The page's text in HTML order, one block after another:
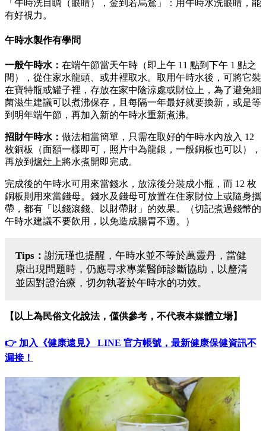
「午時洗目睭（眼睛），金到若烏鶖」：用午時水洗眼睛，能
有好視力。
午時水製作有學問
一般午時水： 在端午節當天午時（即上午 11 點到下午 1 點之
間），從住家水龍頭、或井裡取水。取用午時水後，可將它裝
在寶特瓶或罐子裡，存放在家中陰涼處或財位上，為了避免細
菌滋生建議可以煮沸保存，且每隔一年最好就要換新，或是等
到明年端午節，再加入新的午時水重新煮沸。
招財午時水： 做法相當簡單，只需在取好的午時水內放入 12
枚銅板（面額一樣即可，照片中為龍銀，一般銅板也可以），
再放到爐灶上將水煮開即完成。
完成後的午時水可用來當錢水，放涼後分裝成小瓶，而 12 枚
銅板則用來當錢母。錢水及錢母可放置在住家財位上或隨身攜
帶，都有「以錢滾錢、以財帶財」的效果。（切記煮過錢幣的
午時水建議不要飲用，以免造成腸胃不適。）
Tips： 謝沅瑾也提醒，午時水並不等於萬靈丹，當健
康出現問題時，仍應尋求專業醫師診斷協助，以釐清
並因對證治療，切勿執著於午時水的功效。
【以上為民俗文化說法，僅供參考，不代表本媒體立場】
👉 加入《健康遠見》 LINE 官方帳號，最新健康保健資訊不
漏接！